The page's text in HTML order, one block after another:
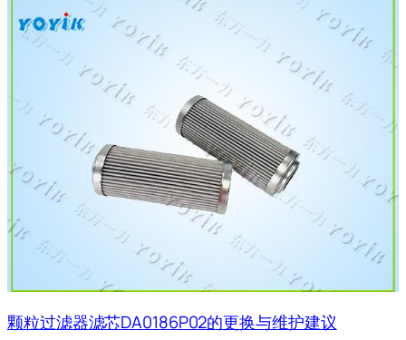
颗粒过滤器滤芯DA0186P02的更换与维护建议